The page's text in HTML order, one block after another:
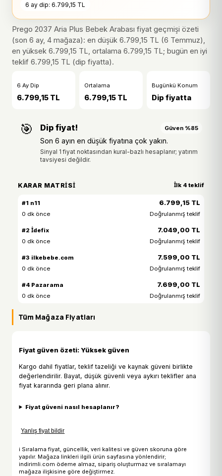
6 ay dip: 6.799,15 TL
Prego 2037 Aria Plus Bebek Arabası fiyat geçmişi özeti
(son 6 ay, 4 mağaza): en düşük 6.799,15 TL (6 Temmuz),
en yüksek 6.799,15 TL, ortalama 6.799,15 TL; bugün en iyi
teklif 6.799,15 TL (dip fiyatta).
6 Ay Dip
6.799,15 TL
Ortalama
6.799,15 TL
Bugünkü Konum
Dip fiyatta
🎯 Dip fiyat! Güven %85
Son 6 ayın en düşük fiyatına çok yakın.
Sinyal 1 fiyat noktasından kural-bazlı hesaplanır; yatırım
tavsiyesi değildir.
KARAR MATRISI İlk 4 teklif
#1 n11 6.799,15 TL
0 dk önce Doğrulanmış teklif
#2 İdefix 7.049,00 TL
0 dk önce Doğrulanmış teklif
#3 ilkebebe.com 7.599,00 TL
0 dk önce Doğrulanmış teklif
#4 Pazarama 7.699,00 TL
0 dk önce Doğrulanmış teklif
Tüm Mağaza Fiyatları
Fiyat güven özeti: Yüksek güven
Kargo dahil fiyatlar, teklif tazeliği ve kaynak güveni birlikte
değerlendirilir. Bayat, düşük güvenli veya aykırı teklifler ana
fiyat kararında geri plana alınır.
Fiyat güveni nasıl hesaplanır?
Yanlış fiyat bildir
ℹ Sıralama fiyat, güncellik, veri kalitesi ve güven skoruna göre
yapılır. Mağaza linkleri ilgili ürün sayfasına yönlendirir;
indirimli.com ödeme almaz, sipariş oluşturmaz ve sıralamayı
mağaza ilişkisine göre değiştirmez.